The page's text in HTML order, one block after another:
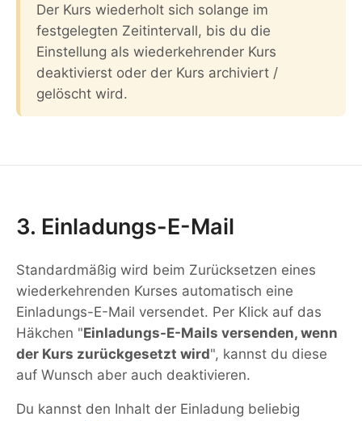
Der Kurs wiederholt sich solange im
festgelegten Zeitintervall, bis du die
Einstellung als wiederkehrender Kurs
deaktivierst oder der Kurs archiviert /
gelöscht wird.
3. Einladungs-E-Mail
Standardmäßig wird beim Zurücksetzen eines
wiederkehrenden Kurses automatisch eine
Einladungs-E-Mail versendet. Per Klick auf das
Häkchen "Einladungs-E-Mails versenden, wenn
der Kurs zurückgesetzt wird", kannst du diese
auf Wunsch aber auch deaktivieren.
Du kannst den Inhalt der Einladung beliebig